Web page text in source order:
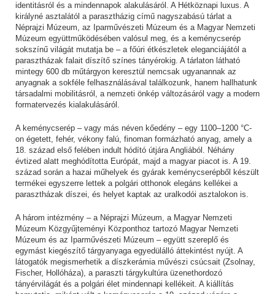
identitásról és a mindennapok alakulásáról. A Hétköznapi luxus. A
királyné asztalától a parasztházig című nagyszabású tárlat a
Néprajzi Múzeum, az Iparművészeti Múzeum és a Magyar Nemzeti
Múzeum együttműködésében valósul meg, és a keménycserép
sokszínű világát mutatja be – a főúri étkészletek eleganciájától a
parasztházak falait díszítő színes tányérokig. A tárlaton látható
mintegy 600 db műtárgyon keresztül nemcsak ugyanannak az
anyagnak a sokféle felhasználásával találkozunk, hanem hallhatunk
társadalmi mobilitásról, a nemzeti önkép változásáról vagy a modern
formatervezés kialakulásáról.
A keménycserép – vagy más néven kőedény – egy 1100–1200 °C-
on égetett, fehér, vékony falú, finoman formázható anyag, amely a
18. század első felében indult hódító útjára Angliából. Néhány
évtized alatt meghódította Európát, majd a magyar piacot is. A 19.
század során a hazai műhelyek és gyárak keménycserépből készült
termékei egyszerre lettek a polgári otthonok elegáns kellékei a
parasztházak díszei, és helyet kaptak az uralkodói asztalokon is.
A három intézmény – a Néprajzi Múzeum, a Magyar Nemzeti
Múzeum Közgyűjteményi Központhoz tartozó Magyar Nemzeti
Múzeum és az Iparművészeti Múzeum – együtt szereplő és
egymást kiegészítő tárgyanyaga egyedülálló áttekintést nyújt. A
látogatók megismerhetik a díszkerámia művészi csúcsait (Zsolnay,
Fischer, Hollóháza), a paraszti tárgykultúra üzenethordozó
tányérvilágát és a polgári élet mindennapi kellékeit. A kiállítás